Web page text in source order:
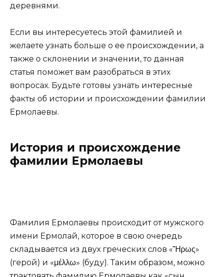
деревнями.
Если вы интересуетесь этой фамилией и
желаете узнать больше о ее происхождении, а
также о склонении и значении, то данная
статья поможет вам разобраться в этих
вопросах. Будьте готовы узнать интересные
факты об истории и происхождении фамилии
Ермолаевы.
История и происхождение
фамилии Ермолаевы
Фамилия Ермолаевы происходит от мужского
имени Ермолай, которое в свою очередь
складывается из двух греческих слов «Ἥρως»
(герой) и «μέλλω» (буду). Таким образом, можно